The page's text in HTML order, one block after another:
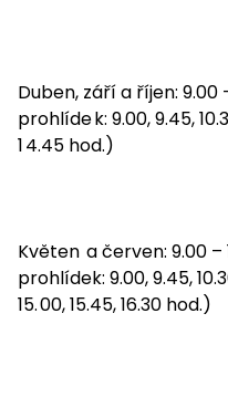
Duben, září a říjen: 9.00
prohlídek: 9.00, 9.45,
14.45 hod.)
Květen a červen:9.00
prohlídek: 9.00, 9.45,
15.00, 15.45, 16.30 hod.)